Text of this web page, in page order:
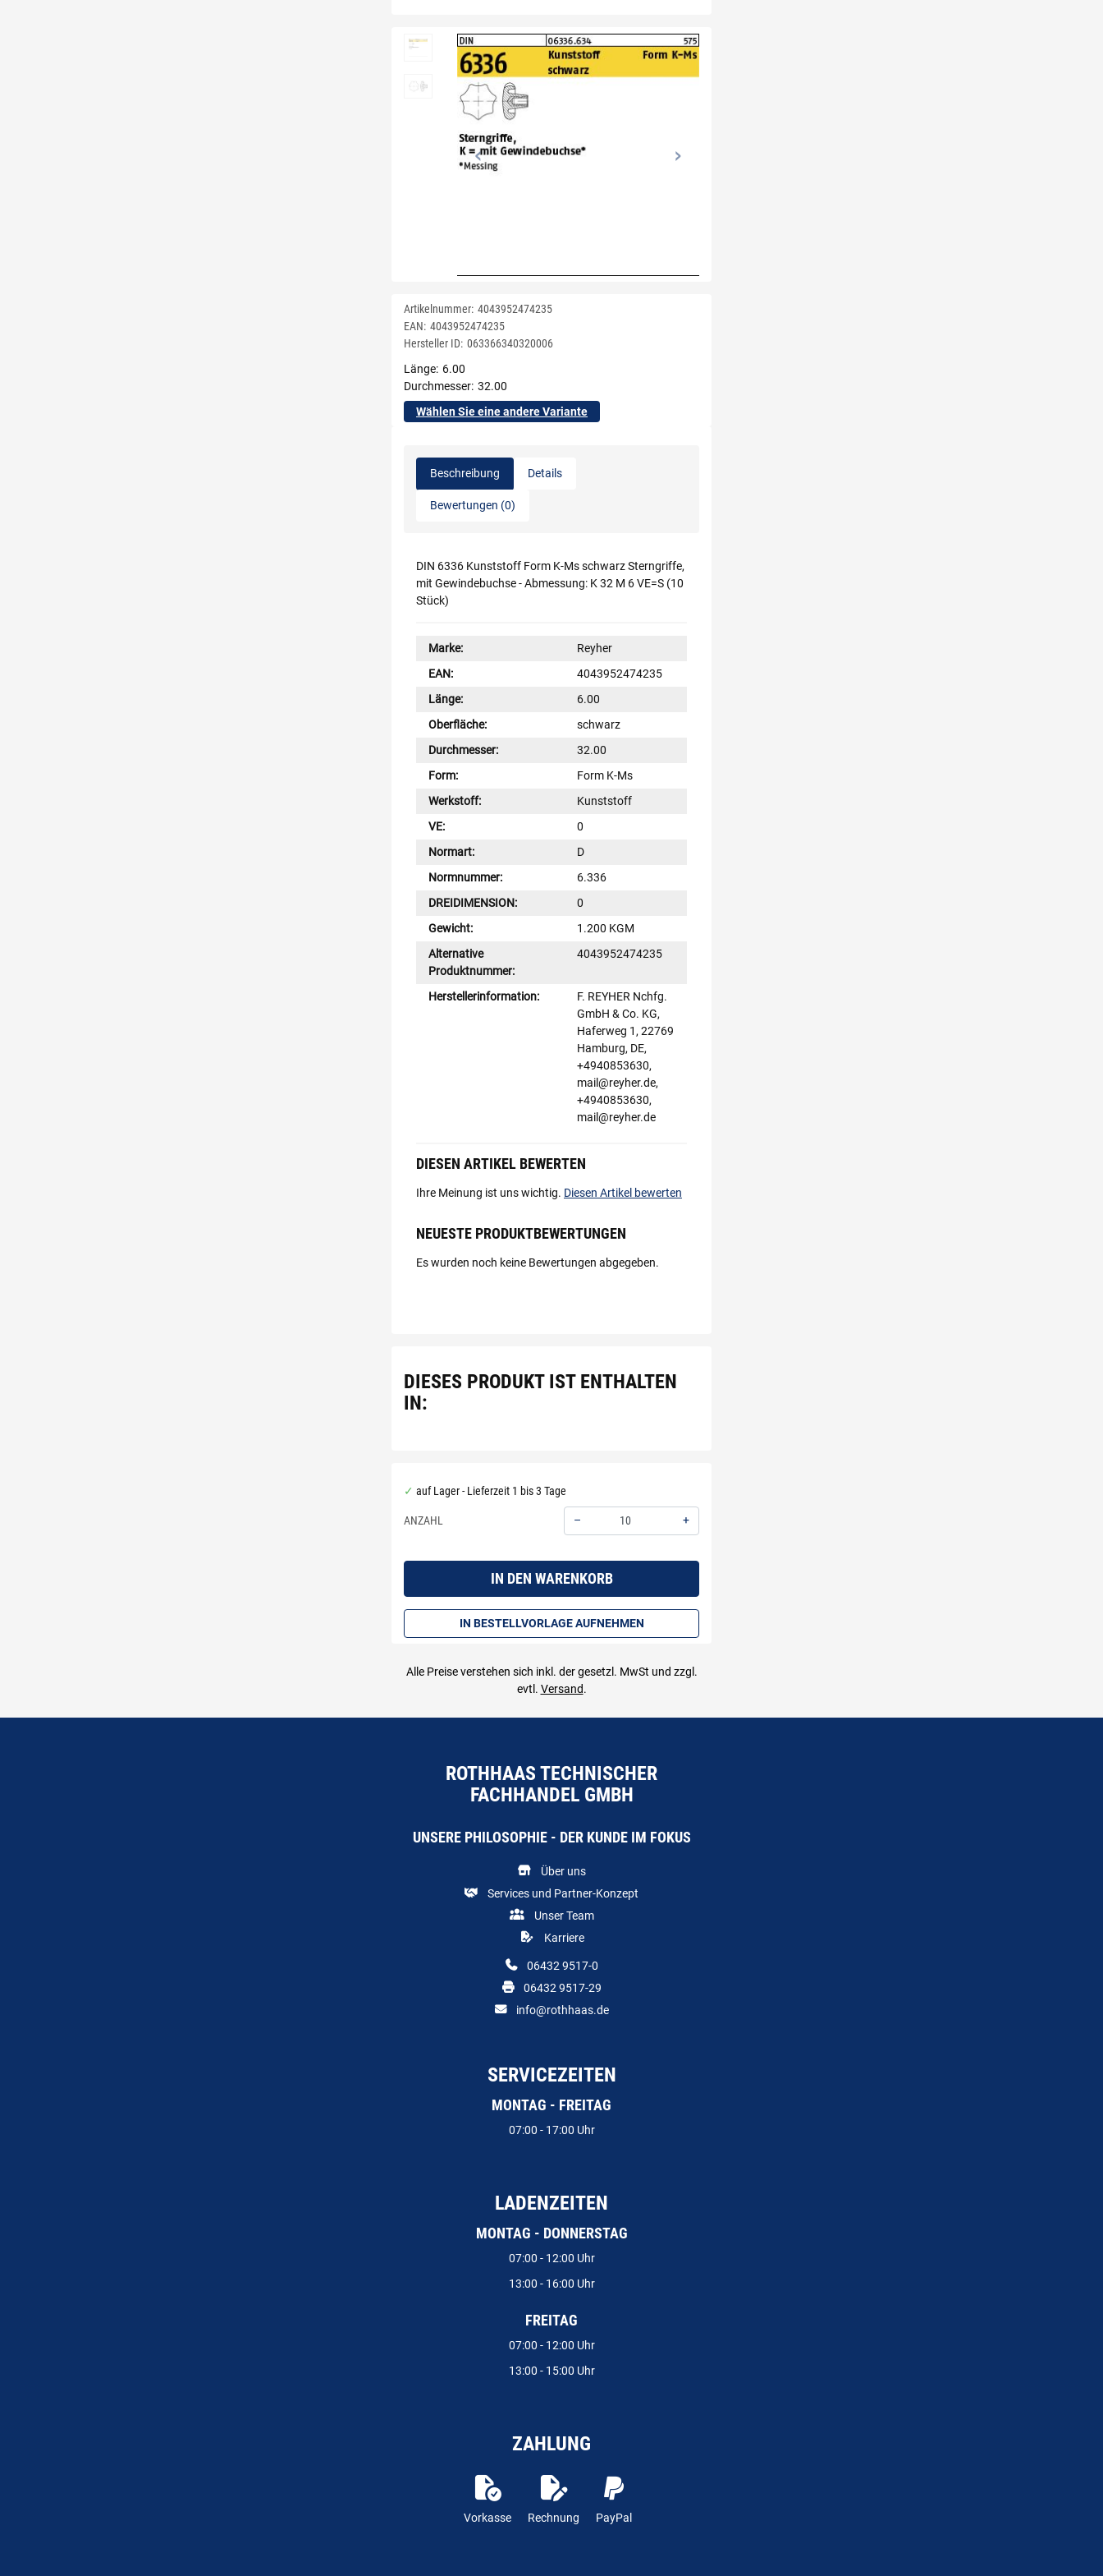
Artikelnummer: 4043952474235
EAN: 4043952474235
Hersteller ID: 063366340320006
Länge 6.00
Durchmesser 32.00
Wählen Sie eine andere Variante
Beschreibung Details
Bewertungen (0)
DIN 6336 Kunststoff Form K-Ms schwarz Sterngriffe,
mit Gewindebuchse - Abmessung: K 32 M 6 VE=S (10
Stück)
Marke:
Reyher
EAN:
4043952474235
Länge:
6.00
Oberfläche:
schwarz
Durchmesser:
32.00
Form:
Form K-Ms
Werkstoff:
Kunststoff
VE:
0
Normart:
D
Normnummer:
6.336
DREIDIMENSION:
0
Gewicht:
1.200 KGM
Alternative
Produktnummer:
4043952474235
Herstellerinformation:
F. REYHER Nchfg.
GmbH & Co. KG,
Haferweg 1, 22769
Hamburg, DE,
+4940853630,
mail@reyher.de,
+4940853630,
mail@reyher.de
DIESEN ARTIKEL BEWERTEN
Ihre Meinung ist uns wichtig. Diesen Artikel bewerten
NEUESTE PRODUKTBEWERTUNGEN
Es wurden noch keine Bewertungen abgegeben.
DIESES PRODUKT IST ENTHALTEN
IN:
auf Lager - Lieferzeit 1 bis 3 Tage
ANZAHL –
+
IN DEN WARENKORB
IN BESTELLVORLAGE AUFNEHMEN
Alle Preise verstehen sich inkl. der gesetzl. MwSt und zzgl.
evtl. Versand.
ROTHHAAS TECHNISCHER
FACHHANDEL GMBH
UNSERE PHILOSOPHIE - DER KUNDE IM FOKUS
Über uns
Services und Partner-Konzept
Unser Team
Karriere
06432 9517-0
06432 9517-29
info@rothhaas.de
SERVICEZEITEN
MONTAG - FREITAG
07:00 - 17:00 Uhr
LADENZEITEN
MONTAG - DONNERSTAG
07:00 - 12:00 Uhr
13:00 - 16:00 Uhr
FREITAG
07:00 - 12:00 Uhr
13:00 - 15:00 Uhr
ZAHLUNG
Vorkasse Rechnung PayPal